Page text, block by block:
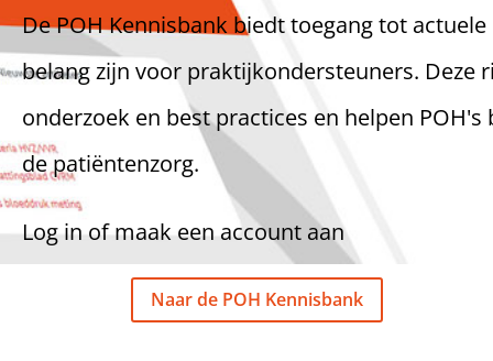
De POH Kennisbank biedt toegang tot
belang zijn voor praktijkondersteuners. Deze
onderzoek en best practices en helpen
de patiëntenzorg.
Log in of maak een account aan
Naar de POH Kennisbank